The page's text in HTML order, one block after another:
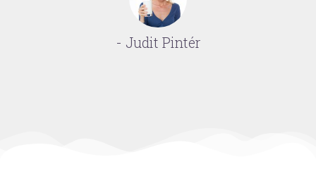
- Judit Pintér